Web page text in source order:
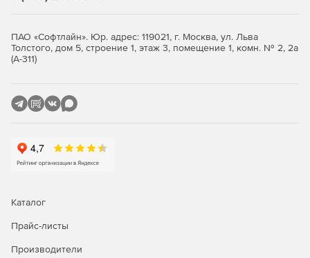
ПАО «Софтлайн». Юр. адрес: 119021, г. Москва, ул. Льва
Толстого, дом 5, строение 1, этаж 3, помещение 1, комн. № 2, 2а
(А-311)
Каталог
Прайс-листы
Производители